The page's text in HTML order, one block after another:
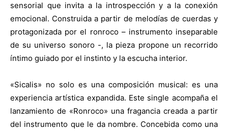
sensorial que invita a la introspección y a la conexión
emocional. Construida a partir de melodías de cuerdas y
protagonizada por el ronroco – instrumento inseparable
de su universo sonoro -, la pieza propone un recorrido
íntimo guiado por el instinto y la escucha interior.
«Sicalis» no solo es una composición musical: es una
experiencia artística expandida. Este single acompaña el
lanzamiento de «Ronroco» una fragancia creada a partir
del instrumento que le da nombre. Concebida como una